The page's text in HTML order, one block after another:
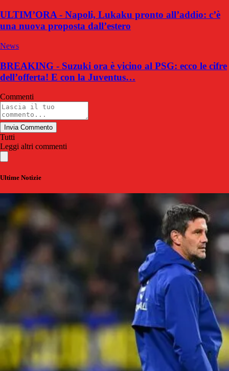
ULTIM’ORA - Napoli, Lukaku pronto all’addio: c’è
una nuova proposta dall’estero
News
BREAKING - Suzuki ora è vicino al PSG: ecco le cifre
dell’offerta! E con la Juventus…
Commenti
Invia Commento
Tutti
Leggi altri commenti
Ultime Notizie